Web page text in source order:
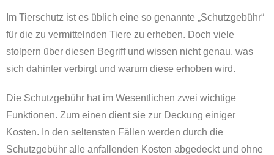
Im Tierschutz ist es üblich eine so genannte „Schutzgebühr“
für die zu vermittelnden Tiere zu erheben. Doch viele
stolpern über diesen Begriff und wissen nicht genau, was
sich dahinter verbirgt und warum diese erhoben wird.
Die Schutzgebühr hat im Wesentlichen zwei wichtige
Funktionen. Zum einen dient sie zur Deckung einiger
Kosten. In den seltensten Fällen werden durch die
Schutzgebühr alle anfallenden Kosten abgedeckt und ohne